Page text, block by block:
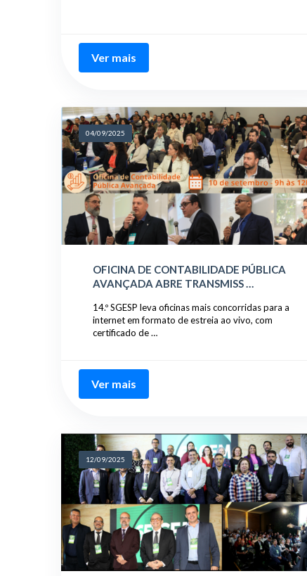
Ver mais
04/09/2025
OFICINA DE CONTABILIDADE PÚBLICA
AVANÇADA ABRE TRANSMISS …
14.º SGESP leva oficinas mais concorridas para a
internet em formato de estreia ao vivo, com
certificado de …
Ver mais
12/09/2025